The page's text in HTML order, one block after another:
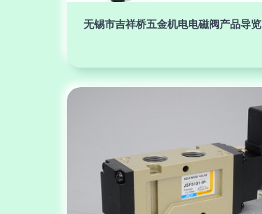
无锡市吉祥桥五金机电电磁阀产品导览